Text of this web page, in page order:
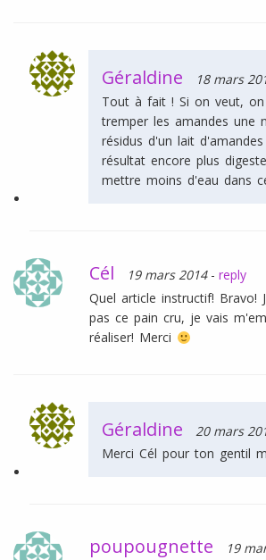
Géraldine
18 mars
Tout à fait ! Si on veut,
tremper les amandes une
résidus d'un lait
résultat encore plus
mettre moins d'eau dans
Cél 19 mars 2014 - reply
Quel article instructif! Bravo!
pas ce pain cru, je vais
réaliser! Merci
Géraldine
20 mars
Merci Cél pour ton gentil
poupougnette 19